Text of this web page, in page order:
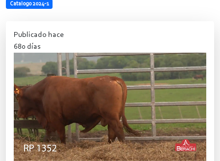
Catalogo 2024-1
Publicado hace
680 días